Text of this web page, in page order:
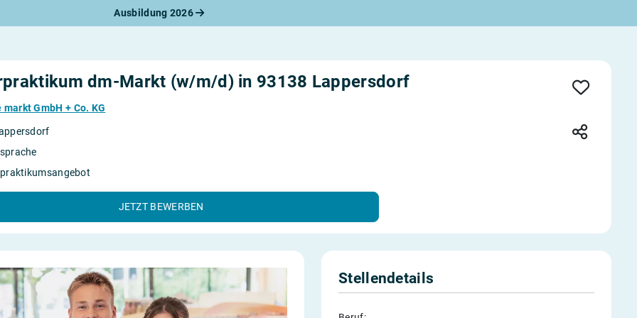
Ausbildung 2026
Bewerbung
Check
dm-Markt (w/m/d) in 93138 Lappersdorf
GmbH + Co. KG
JETZT BEWERBEN
Stellendetails